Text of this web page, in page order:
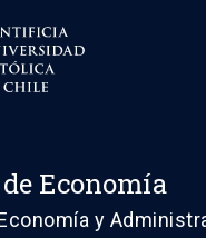
Economía
y